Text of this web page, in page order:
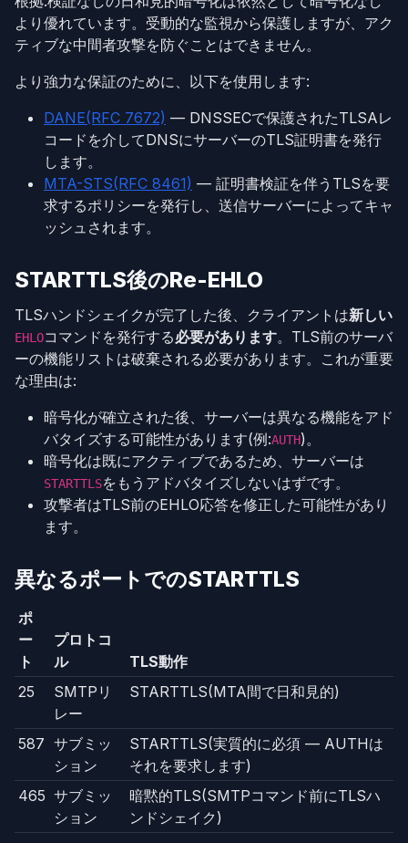
より優れています。受動的な監視から保護しますが、アク
ティブな中間者攻撃を防ぐことはできません。
より強力な保証のために、以下を使用します:
DANE(RFC 7672) — DNSSECで保護されたTLSAレ
コードを介してDNSにサーバーのTLS証明書を発行
します。
MTA-STS(RFC 8461) — 証明書検証を伴うTLSを要
求するポリシーを発行し、送信サーバーによってキャ
ッシュされます。
STARTTLS後のRe-EHLO
TLSハンドシェイクが完了した後、クライアントは新しい
EHLOコマンドを発行する必要があります。TLS前のサーバ
ーの機能リストは破棄される必要があります。これが重要
な理由は:
暗号化が確立された後、サーバーは異なる機能をアド
バタイズする可能性があります(例:AUTH)。
暗号化は既にアクティブであるため、サーバーは
STARTTLSをもうアドバタイズしないはずです。
攻撃者はTLS前のEHLO応答を修正した可能性があり
ます。
異なるポートでのSTARTTLS
ポ
ー
ト
プロトコ
ル
TLS動作
25
SMTPリ
レー
STARTTLS(MTA間で日和見的)
587 サブミッ
ション
STARTTLS(実質的に必須 — AUTHは
それを要求します)
465 サブミッ
ション
暗黙的TLS(SMTPコマンド前にTLSハ
ンドシェイク)